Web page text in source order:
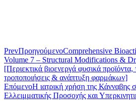
PrevΠροηγούμενοComprehensive
Volume 7 – Structural Modifications &
[Περιεκτικά βιοενεργά φυσικά
τροποποιήσεις & ανάπτυξη φαρμάκων]
ΕπόμενοΗ ιατρική χρήση της Κάνναβης
Ελλειμματικής Προσοχής και